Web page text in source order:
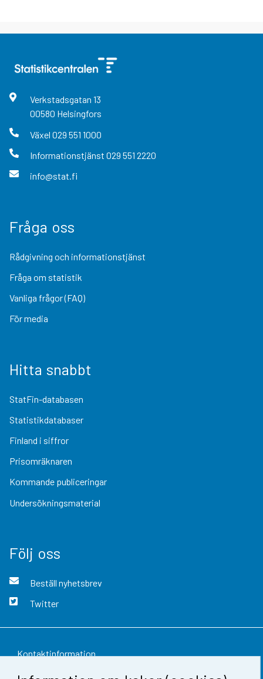
Verkstadsgatan 13
00580 Helsingfors
Växel 029 551 1000
Informationstjänst 029 551 2220
info@stat.fi
Fråga oss
Rådgivning och informationstjänst
Fråga om statistik
Vanliga frågor (FAQ)
För media
Hitta snabbt
StatFin-databasen
Statistikdatabaser
Finland i siffror
Prisomräknaren
Kommande publiceringar
Undersökningsmaterial
Följ oss
Beställ nyhetsbrev
Twitter
Kontaktinformation